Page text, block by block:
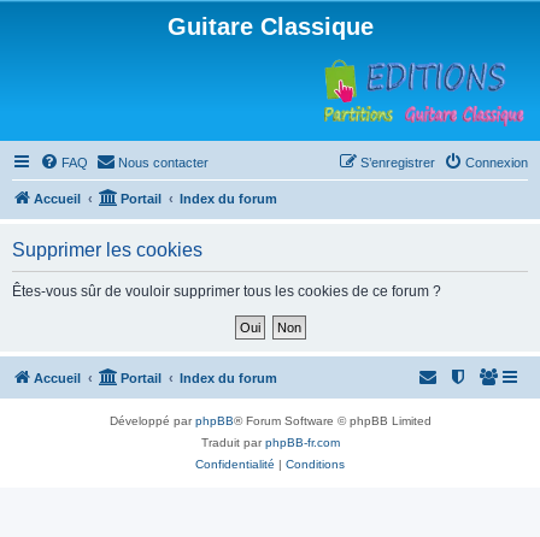
Guitare Classique
FAQ Nous contacter Connexion
S’enregistrer
Accueil Portail Index du forum
Supprimer les cookies
Êtes-vous sûr de vouloir supprimer tous les cookies de ce forum ?
Accueil Portail Index du forum
Développé parphpBB® Forum Software © phpBB Limited
Traduit parphpBB-fr.com
Confidentialité | Conditions